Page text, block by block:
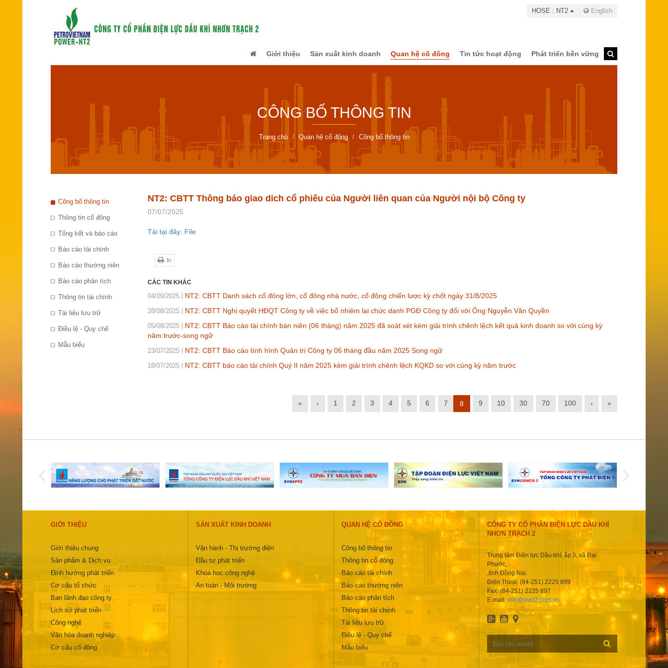
HOSE : NT2 English
Giới thiệu Sản xuất kinh doanh Quan hệ cổ đông Tin tức hoạt động Phát triển bền vững
CÔNG BỐ THÔNG TIN
Trang chủ Quan hệ cổ đông Công bố thông tin
Công bố thông tin
Thông tin cổ đông
Tổng kết và báo cáo
Báo cáo tài chính
Báo cáo thường niên
Báo cáo phân tích
Thông tin tài chính
Tài liệu lưu trữ
Điều lệ - Quy chế
Mẫu biểu
NT2: CBTT Thông báo giao dich cổ phiếu của Người liên quan của Người nội bộ Công ty
07/07/2025
Tải tại đây: File
In
CÁC TIN KHÁC
04/09/2025 NT2: CBTT Danh sách cổ đông lớn, cổ đông nhà nước, cổ đông chiến lược kỳ chốt ngày 31/8/2025
28/08/2025 NT2: CBTT Nghị quyết HĐQT Công ty về việc bổ nhiệm lại chức danh PGĐ Công ty đối với Ông Nguyễn Văn Quyền
05/08/2025
NT2: CBTT Báo cáo tài chính bán niên (06 tháng) năm 2025 đã soát xét kèm giải trình chênh lệch kết quả kinh doanh so với cùng kỳ
năm trước-song ngữ
23/07/2025 NT2: CBTT Báo cáo tình hình Quản trị Công ty 06 tháng đầu năm 2025 Song ngữ
18/07/2025 NT2: CBTT báo cáo tài chính Quý II năm 2025 kèm giải trình chênh lệch KQKD so với cùng kỳ năm trước
« ‹ 1 2 3 4 5 6 7 8 9 10 30 70 100 › »
GIỚI THIỆU
Giới thiệu chung
Sản phẩm & Dịch vụ
Định hướng phát triển
Cơ cấu tổ chức
Ban lãnh đạo công ty
Lịch sử phát triển
Công nghệ
Văn hóa doanh nghiệp
Cơ cấu cổ đông
SẢN XUẤT KINH DOANH
Vận hành - Thị trường điện
Đầu tư phát triển
Khoa học công nghệ
An toàn - Môi trường
QUAN HỆ CỔ ĐÔNG
Công bố thông tin
Thông tin cổ đông
Báo cáo tài chính
Báo cáo thường niên
Báo cáo phân tích
Thông tin tài chính
Tài liệu lưu trữ
Điều lệ - Quy chế
Mẫu biểu
CÔNG TY CỔ PHẦN ĐIỆN LỰC DẦU KHÍ
NHƠN TRẠCH 2
Trung tâm Điện lực Dầu khí, ấp 3, xã Đại
Phước,
,tỉnh Đồng Nai.
Điện Thoại: (84-251) 2225 899
Fax: (84-251) 2225 897
E-mail: info@pvnt2.com.vn